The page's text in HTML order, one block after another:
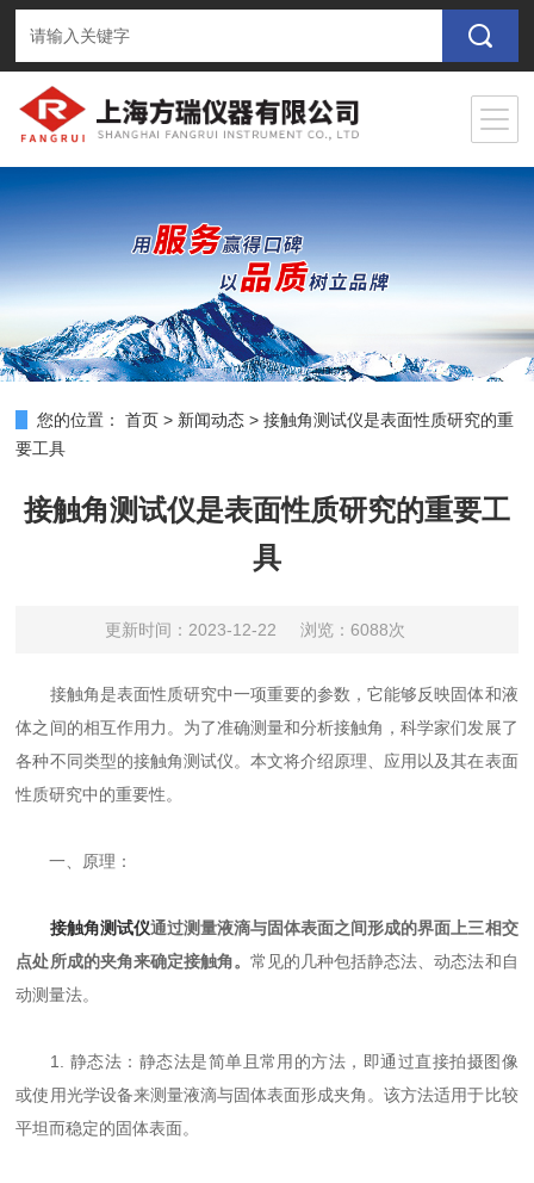
您的位置： 首页 > 新闻动态 >接触角测试仪是表面性质研究的重
要工具
接触角测试仪是表面性质研究的重要工
具
更新时间：2023-12-22 浏览：6088次
接触角是表面性质研究中一项重要的参数，它能够反映固体和液
体之间的相互作用力。为了准确测量和分析接触角，科学家们发展了
各种不同类型的接触角测试仪。本文将介绍原理、应用以及其在表面
性质研究中的重要性。
一、原理：
接触角测试仪通过测量液滴与固体表面之间形成的界面上三相交
点处所成的夹角来确定接触角。 常见的几种包括静态法、动态法和自
动测量法。
1. 静态法：静态法是简单且常用的方法，即通过直接拍摄图像
或使用光学设备来测量液滴与固体表面形成夹角。该方法适用于比较
平坦而稳定的固体表面。